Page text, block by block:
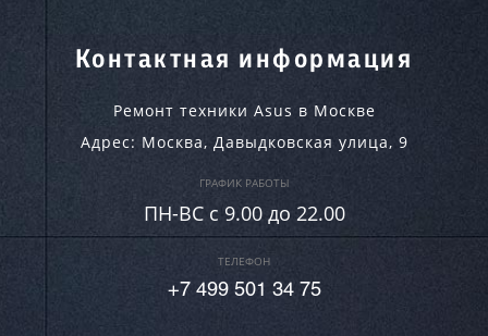
Контактная информация
Ремонт техники Asus в Москве
Адрес: Москва, Давыдковская улица, 9
ГРАФИК РАБОТЫ
ПН-ВC c 9.00 до 22.00
ТЕЛЕФОН
+7 499 501 34 75